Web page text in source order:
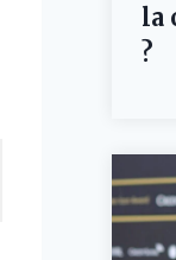
la
?